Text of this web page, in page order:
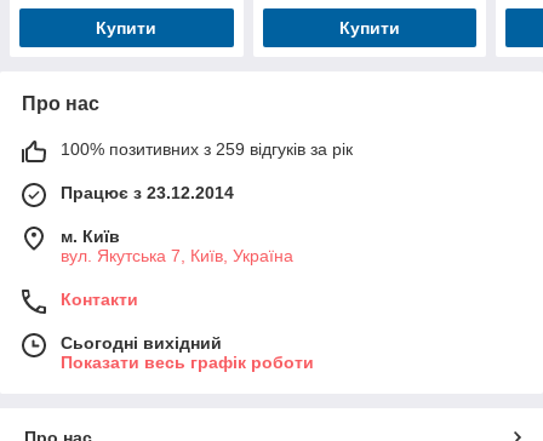
Купити Купити
Про нас
100% позитивних з 259 відгуків за рік
Працює з 23.12.2014
м. Київ
вул. Якутська 7, Київ, Україна
Контакти
Сьогодні вихідний
Показати весь графік роботи